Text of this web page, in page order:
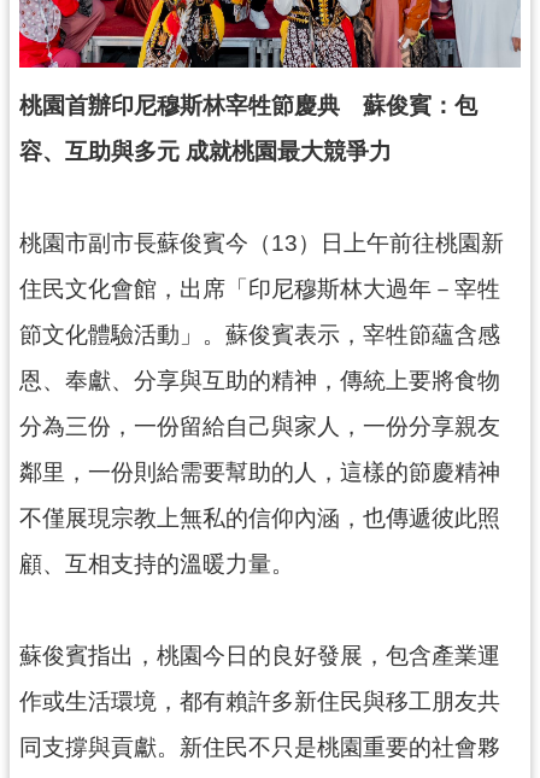
公
告
便
民
服
政
府
資
公
開
回
首
頁
網
站
覽
市
政
信
桃園首辦印尼穆斯林宰牲節慶典 蘇俊賓：包
容、互助與多元 成就桃園最大競爭力
桃園市副市長蘇俊賓今（13）日上午前往桃園新
住民文化會館，出席「印尼穆斯林大過年－宰牲
節文化體驗活動」。蘇俊賓表示，宰牲節蘊含感
恩、奉獻、分享與互助的精神，傳統上要將食物
分為三份，一份留給自己與家人，一份分享親友
鄰里，一份則給需要幫助的人，這樣的節慶精神
不僅展現宗教上無私的信仰內涵，也傳遞彼此照
顧、互相支持的溫暖力量。
蘇俊賓指出，桃園今日的良好發展，包含產業運
作或生活環境，都有賴許多新住民與移工朋友共
同支撐與貢獻。新住民不只是桃園重要的社會夥